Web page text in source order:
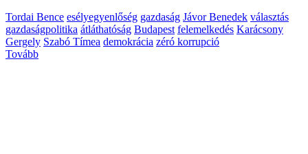
Tordai Bence esélyegyenlőség gazdaság Jávor Benedek választás
gazdaságpolitika átláthatóság Budapest felemelkedés Karácsony
Gergely Szabó Tímea demokrácia zéró korrupció
Tovább